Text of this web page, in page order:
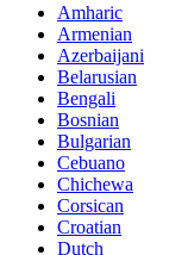
Amharic
Armenian
Azerbaijani
Belarusian
Bengali
Bosnian
Bulgarian
Cebuano
Chichewa
Corsican
Croatian
Dutch